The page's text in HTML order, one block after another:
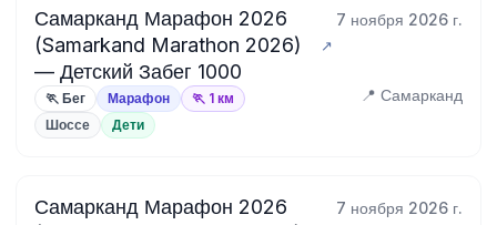
Самарканд Марафон 2026
(Samarkand Marathon 2026)
— Детский Забег 1000
7 ноября 2026 г.
🏃 Бег Марафон 🏃 1 км 📍 Самарканд
Шоссе Дети
Самарканд Марафон 2026
7 ноября 2026 г.